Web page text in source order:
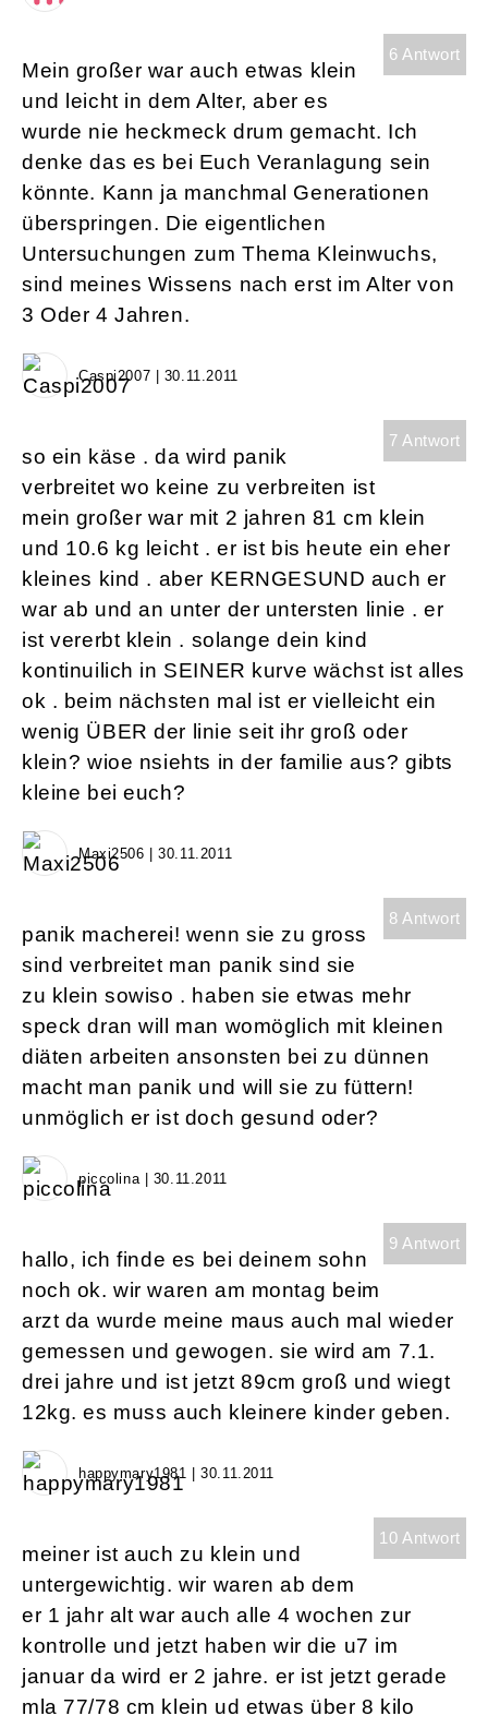
6 Antwort
Mein großer war auch etwas klein
und leicht in dem Alter, aber es
wurde nie heckmeck drum gemacht. Ich
denke das es bei Euch Veranlagung sein
könnte. Kann ja manchmal Generationen
überspringen. Die eigentlichen
Untersuchungen zum Thema Kleinwuchs,
sind meines Wissens nach erst im Alter von
3 Oder 4 Jahren.
Caspi2007 | 30.11.2011
7 Antwort
so ein käse . da wird panik
verbreitet wo keine zu verbreiten ist
mein großer war mit 2 jahren 81 cm klein
und 10.6 kg leicht . er ist bis heute ein eher
kleines kind . aber KERNGESUND auch er
war ab und an unter der untersten linie . er
ist vererbt klein . solange dein kind
kontinuilich in SEINER kurve wächst ist alles
ok . beim nächsten mal ist er vielleicht ein
wenig ÜBER der linie seit ihr groß oder
klein? wioe nsiehts in der familie aus? gibts
kleine bei euch?
Maxi2506 | 30.11.2011
8 Antwort
panik macherei! wenn sie zu gross
sind verbreitet man panik sind sie
zu klein sowiso . haben sie etwas mehr
speck dran will man womöglich mit kleinen
diäten arbeiten ansonsten bei zu dünnen
macht man panik und will sie zu füttern!
unmöglich er ist doch gesund oder?
piccolina | 30.11.2011
9 Antwort
hallo, ich finde es bei deinem sohn
noch ok. wir waren am montag beim
arzt da wurde meine maus auch mal wieder
gemessen und gewogen. sie wird am 7.1.
drei jahre und ist jetzt 89cm groß und wiegt
12kg. es muss auch kleinere kinder geben.
happymary1981 | 30.11.2011
10 Antwort
meiner ist auch zu klein und
untergewichtig. wir waren ab dem
er 1 jahr alt war auch alle 4 wochen zur
kontrolle und jetzt haben wir die u7 im
januar da wird er 2 jahre. er ist jetzt gerade
mla 77/78 cm klein ud etwas über 8 kilo